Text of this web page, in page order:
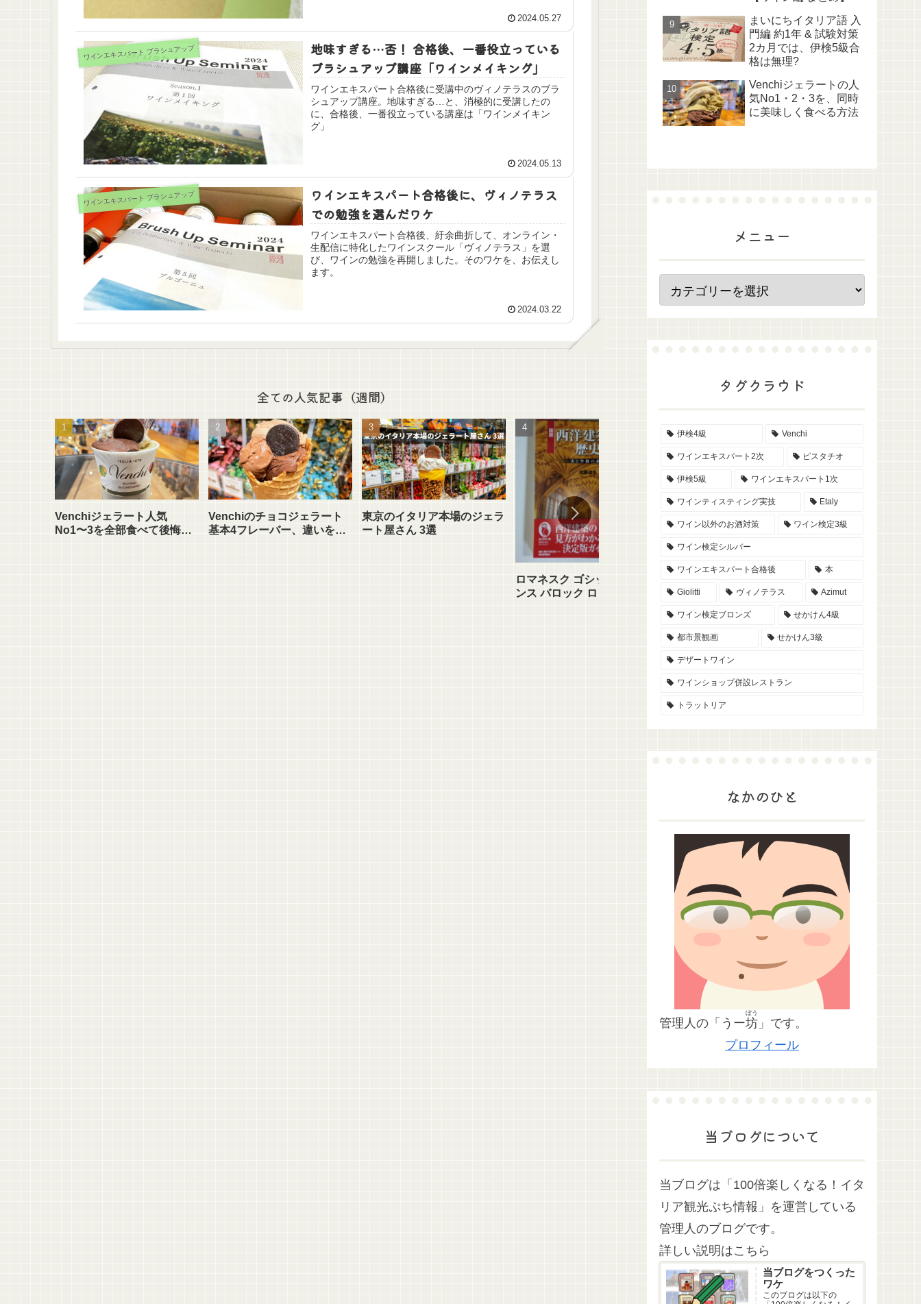
2024.05.27
ワインエキスパート ブラシュアップ
地味すぎる…否！ 合格後、一番役立っている
ブラシュアップ講座「ワインメイキング」
ワインエキスパート合格後に受講中のヴィノテラスのブラ
シュアップ講座。地味すぎる…と、消極的に受講したの
に、合格後、一番役立っている講座は「ワインメイキン
グ」
2024.05.13
ワインエキスパート ブラシュアップ
ワインエキスパート合格後に、ヴィノテラス
での勉強を選んだワケ
ワインエキスパート合格後、紆余曲折して、オンライン・
生配信に特化したワインスクール「ヴィノテラス」を選
び、ワインの勉強を再開しました。そのワケを、お伝えし
ます。
2024.03.22
全ての人気記事（週間）
Venchiジェラート人気
No1〜3を全部食べて後悔？
Venchiのチョコジェラート
基本4フレーバー、違いを知
東京のイタリア本場のジェラ
ート屋さん 3選
ロマネスク ゴシック ルネサ
ンス バロック ロココ様式の
ングの種類
を約1年。いきなり
まいにちイタリア語 入
門編 約1年 & 試験対策
2カ月では、伊検5級合
格は無理?
Venchiジェラートの人
気No1・2・3を、同時
に美味しく食べる方法
メニュー
タグクラウド
伊検4級 Venchi
ワインエキスパート2次 ピスタチオ
伊検5級 ワインエキスパート1次
ワインティスティング実技 Etaly
ワイン以外のお酒対策 ワイン検定3級
ワイン検定シルバー
ワインエキスパート合格後 本
Giolitti ヴィノテラス Azimut
ワイン検定ブロンズ せかけん4級
都市景観画 せかけん3級
デザートワイン
ワインショップ併設レストラン
トラットリア
なかのひと
管理人の「うー坊
ぼう
」です。
プロフィール
当ブログについて
当ブログは「100倍楽しくなる！イタ
リア観光ぷち情報」を運営している
管理人のブログです。
詳しい説明はこちら
当ブログをつくった
ワケ
このブログは以下の